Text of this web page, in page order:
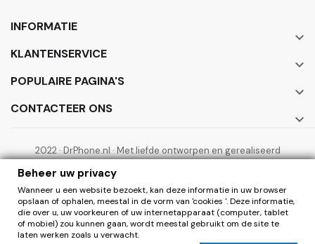
INFORMATIE

KLANTENSERVICE

POPULAIRE PAGINA'S

CONTACTEER ONS

2022 · DrPhone.nl · Met liefde ontworpen en gerealiseerd
0
Beheer uw privacy
Wanneer u een website bezoekt, kan deze informatie in uw browser
opslaan of ophalen, meestal in de vorm van 'cookies '. Deze informatie,
die over u, uw voorkeuren of uw internetapparaat (computer, tablet
of mobiel) zou kunnen gaan, wordt meestal gebruikt om de site te
laten werken zoals u verwacht.